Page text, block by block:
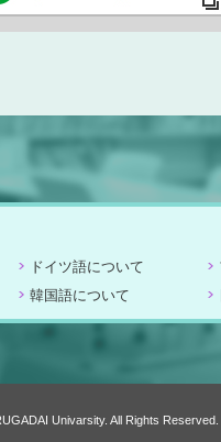
ドイツ語について
韓国語について
Univarsity. All Rights Reserved.